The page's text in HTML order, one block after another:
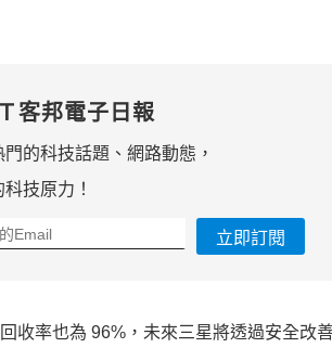
客邦電子日報
門的科技話題、網路動態，
技原力！
立即訂閱
收率也為 96%，未來三星將透過安全改